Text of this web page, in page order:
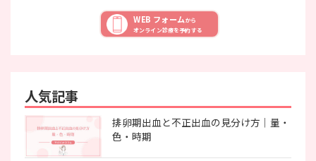
人気記事
排卵期出血と不正出血の見分け方｜量・
色・時期
WEB フォームから
オンライン診療を予約する